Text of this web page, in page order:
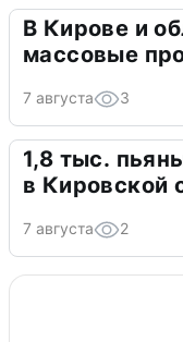
В Кирове и
массовые
7 августа 3
1,8 тыс.
в Кировской
7 августа 2